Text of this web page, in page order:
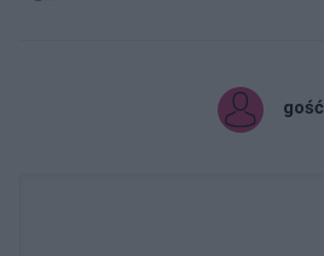
gość